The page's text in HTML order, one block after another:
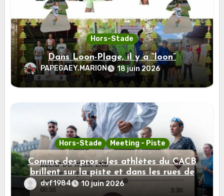
Hors-Stade
Dans Loon-Plage, il y a “loon”
PAPEGAEY.MARION 18 juin 2026
Hors-Stade Meeting - Piste
Comme des pros : les athlètes du CACB
brillent sur la piste et dans les rues de
Paris
dvf1984 10 juin 2026